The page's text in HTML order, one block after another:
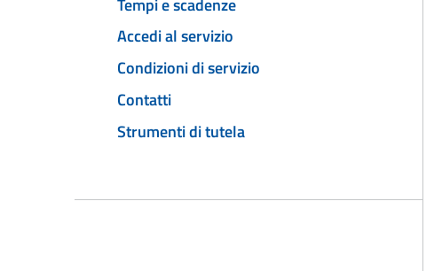
Accedi al servizio
Condizioni di servizio
Contatti
Strumenti di tutela